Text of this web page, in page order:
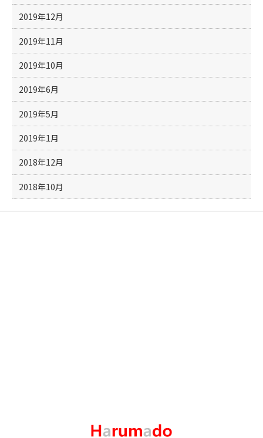
2019年12月
2019年11月
2019年10月
2019年6月
2019年5月
2019年1月
2018年12月
2018年10月